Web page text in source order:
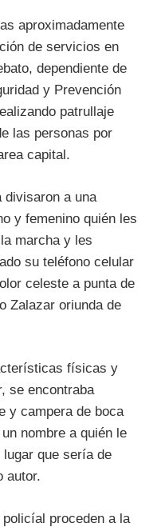
aproximadamente
de servicios en
dependiente de
y Prevención
patrullaje
las personas por
capital.
divisaron a una
y femenino quién les
marcha y les
su teléfono celular
celeste a punta de
Zalazar oriunda de
físicas y
se encontraba
y campera de boca
nombre a quién le
que sería de
autor.
proceden a la